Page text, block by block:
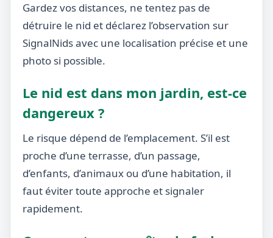
Gardez vos distances, ne tentez pas de
détruire le nid et déclarez l’observation sur
SignalNids avec une localisation précise et une
photo si possible.
Le nid est dans mon jardin, est-ce
dangereux ?
Le risque dépend de l’emplacement. S’il est
proche d’une terrasse, d’un passage,
d’enfants, d’animaux ou d’une habitation, il
faut éviter toute approche et signaler
rapidement.